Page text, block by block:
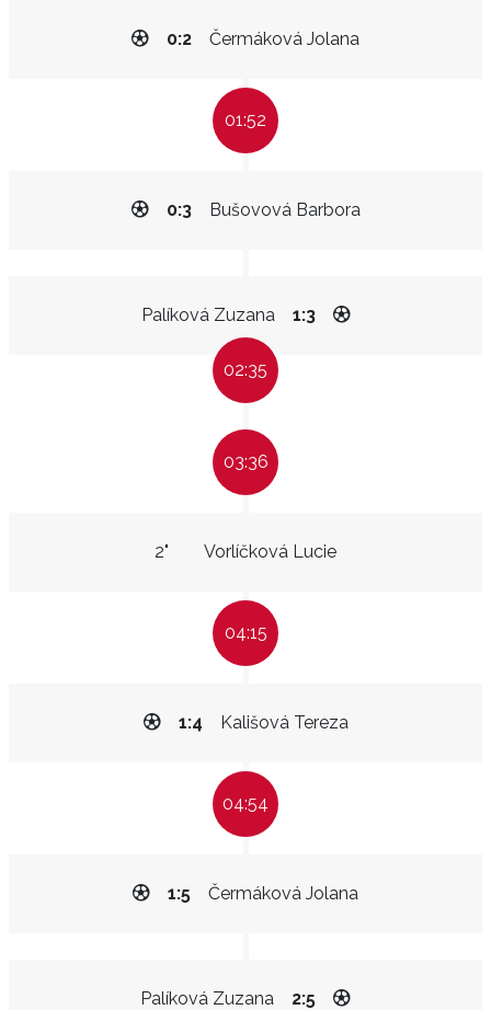
Čermáková Jolana
0:2
01:52
Bušovová Barbora
0:3
Palíková Zuzana 1:3
02:35
03:36
Vorlíčková Lucie
2"
04:15
Kališová Tereza
1:4
04:54
Čermáková Jolana
1:5
Palíková Zuzana 2:5